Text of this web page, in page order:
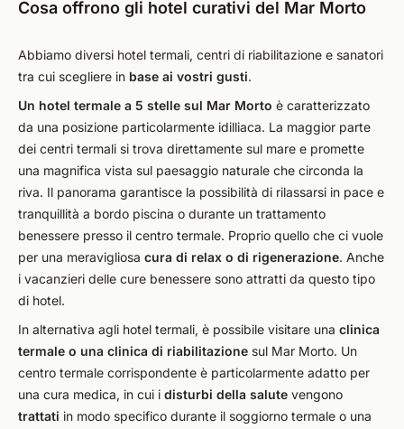
Cosa offrono gli hotel curativi del Mar Morto
Abbiamo diversi hotel termali, centri di riabilitazione e sanatori
tra cui scegliere in base ai vostri gusti.
Un hotel termale a 5 stelle sul Mar Morto è caratterizzato
da una posizione particolarmente idilliaca. La maggior parte
dei centri termali si trova direttamente sul mare e promette
una magnifica vista sul paesaggio naturale che circonda la
riva. Il panorama garantisce la possibilità di rilassarsi in pace e
tranquillità a bordo piscina o durante un trattamento
benessere presso il centro termale. Proprio quello che ci vuole
per una meravigliosa cura di relax o di rigenerazione. Anche
i vacanzieri delle cure benessere sono attratti da questo tipo
di hotel.
In alternativa agli hotel termali, è possibile visitare una clinica
termale o una clinica di riabilitazione sul Mar Morto. Un
centro termale corrispondente è particolarmente adatto per
una cura medica, in cui i disturbi della salute vengono
trattati in modo specifico durante il soggiorno termale o una